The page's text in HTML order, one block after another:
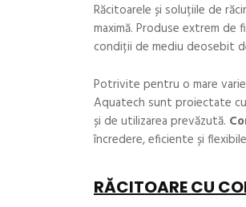
Răcitoarele și soluțiile de
maximă. Produse extrem de
condiții de mediu deosebit
Potrivite pentru o mare
Aquatech sunt proiectate
și de utilizarea prevăzută.
încredere, eficiente și
RĂCITOARE CU